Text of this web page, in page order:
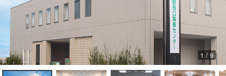
1 / 9